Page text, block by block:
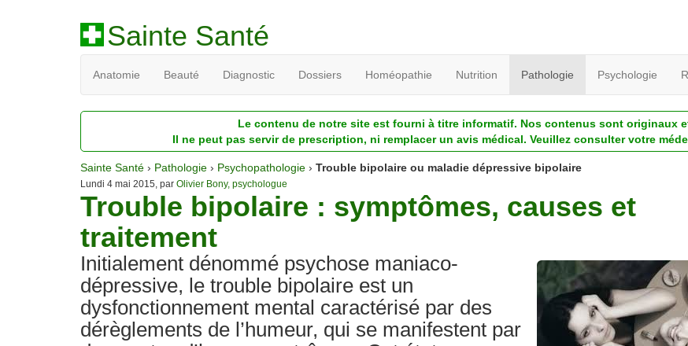
Sainte Santé
Anatomie Beauté Diagnostic Dossiers Homéopathie Nutrition Pathologie Psychologie
Le contenu de notre site est fourni à titre informatif. Nos contenus sont originaux
Il ne peut pas servir de prescription, ni remplacer un avis médical. Veuillez consulter votre
Sainte Santé › Pathologie › Psychopathologie › Trouble bipolaire ou maladie dépressive bipolaire
Lundi 4 mai 2015, par Olivier Bony, psychologue
Trouble bipolaire : symptômes, causes et
traitement
Initialement dénommé psychose maniaco-
dépressive, le trouble bipolaire est un
dysfonctionnement mental caractérisé par des
dérèglements de l’humeur, qui se manifestent par